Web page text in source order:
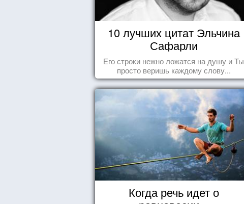
10 лучших цитат Эльчина
Сафарли
Его строки нежно ложатся на душу и Ты
просто веришь каждому слову...
Когда речь идет о